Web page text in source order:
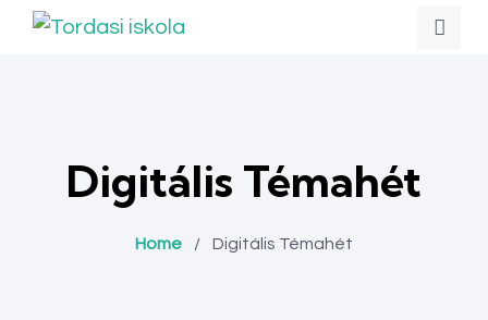
Digitális Témahét
Home / Digitális Témahét